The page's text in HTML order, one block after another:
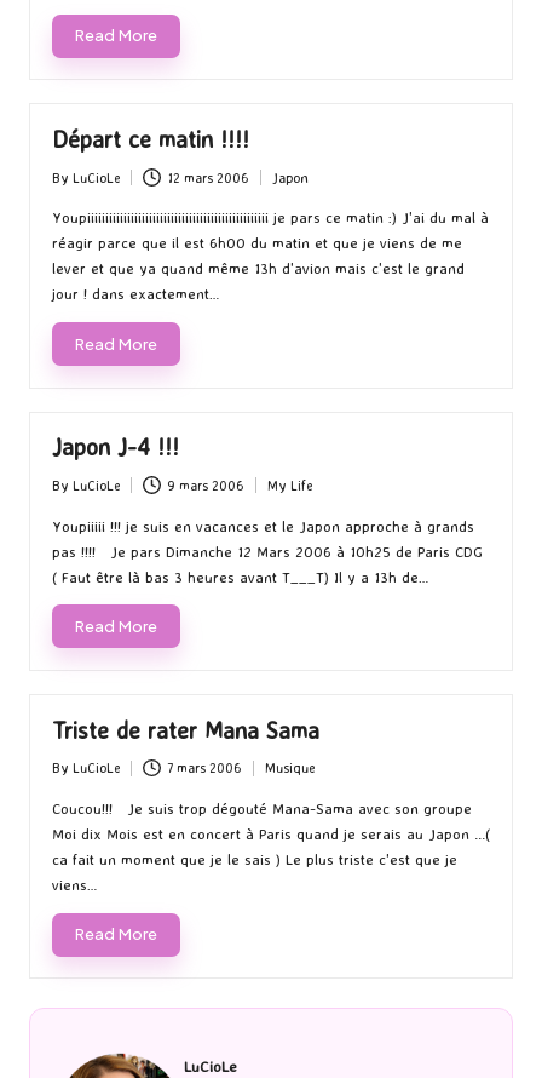
Read More
Départ ce matin !!!!
Posted
by
By LuCioLe 12 mars 2006
Posted
in
Japon
Youpiiiiiiiiiiiiiiiiiiiiiiiiiiiiiiiiiiiiiiiiiiiiiiiiii je pars ce matin :) J'ai du mal à
réagir parce que il est 6h00 du matin et que je viens de me
lever et que ya quand même 13h d'avion mais c'est le grand
jour ! dans exactement…
Read More
Japon J-4 !!!
Posted
by
By LuCioLe 9 mars 2006
Posted
in
My Life
Youpiiiii !!! je suis en vacances et le Japon approche à grands
pas !!!! Je pars Dimanche 12 Mars 2006 à 10h25 de Paris CDG
( Faut être là bas 3 heures avant T___T) Il y a 13h de…
Read More
Triste de rater Mana Sama
Posted
by
By LuCioLe 7 mars 2006
Posted
in
Musique
Coucou!!! Je suis trop dégouté Mana-Sama avec son groupe
Moi dix Mois est en concert à Paris quand je serais au Japon ...(
ca fait un moment que je le sais ) Le plus triste c'est que je
viens…
Read More
LuCioLe